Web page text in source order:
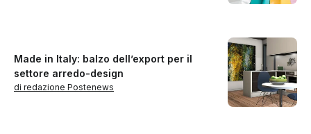
Made in Italy: balzo dell’export per il
settore arredo-design
di redazione Postenews